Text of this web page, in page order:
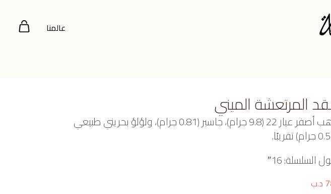
عالمنا
المرتعشة الميني
ذهب أصفر عيار 22 (9.8 جرام)، جاسبر (0.81 جرام)، ولؤلؤ بحريني طبيعي
السلسلة: 16″
د.ب